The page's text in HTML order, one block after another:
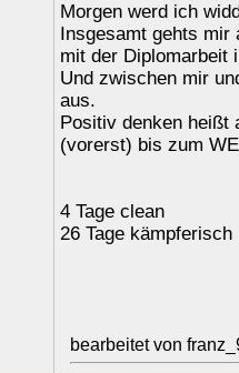
Morgen werd ich
Insgesamt gehts mir
mit der Diplomarbeit
Und zwischen mir
aus.
Positiv denken heißt
(vorerst) bis zum WE
4 Tage clean
26 Tage kämpferisch
bearbeitet von